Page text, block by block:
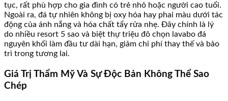
tục, rất phù hợp cho gia đình có trẻ nhỏ hoặc người cao tuổi.
Ngoài ra, đá tự nhiên không bị oxy hóa hay phai màu dưới tác
động của ánh nắng và hóa chất tẩy rửa nhẹ. Đây chính là lý
do nhiều resort 5 sao và biệt thự triệu đô chọn lavabo đá
nguyên khối làm đầu tư dài hạn, giảm chi phí thay thế và bảo
trì trong tương lai.
Giá Trị Thẩm Mỹ Và Sự Độc Bản Không Thể Sao
Chép